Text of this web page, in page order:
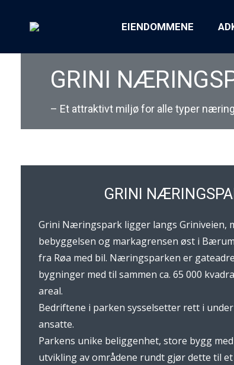
EIENDOMMENE
GRINI
– Et attraktivt miljø for alle typer
GRINI
Grini Næringspark ligger langs Griniveien,
bebyggelsen og markagrensen øst i
fra Røa med bil. Næringsparken er
bygninger med til sammen ca. 65 000
areal.
Bedriftene i parken sysselsetter rett i
ansatte.
Parkens unike beliggenhet, store bygg
utvikling av områdene rundt gjør dette til